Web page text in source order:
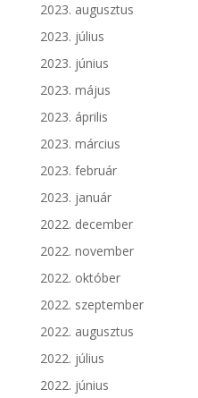
2023. augusztus
2023. július
2023. június
2023. május
2023. április
2023. március
2023. február
2023. január
2022. december
2022. november
2022. október
2022. szeptember
2022. augusztus
2022. július
2022. június